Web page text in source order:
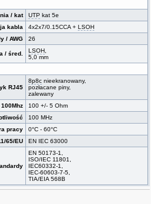
/ kat
UTP kat 5e
kabla
4x2x7/0.15CCA +LSOH
/ AWG
26
/ śred. LSOH,
5,0 mm
RJ45
8p8c nieekranowany,
pozłacane piny,
zalewany
100 +/- 5 Ohm
100 MHz
pracy
0°C - 60°C
65/EU
EN IEC 63000
EN 50173-1,
ISO/IEC 11801,
IEC60332-1,
IEC-60603-7-5,
TIA/EIA 568B